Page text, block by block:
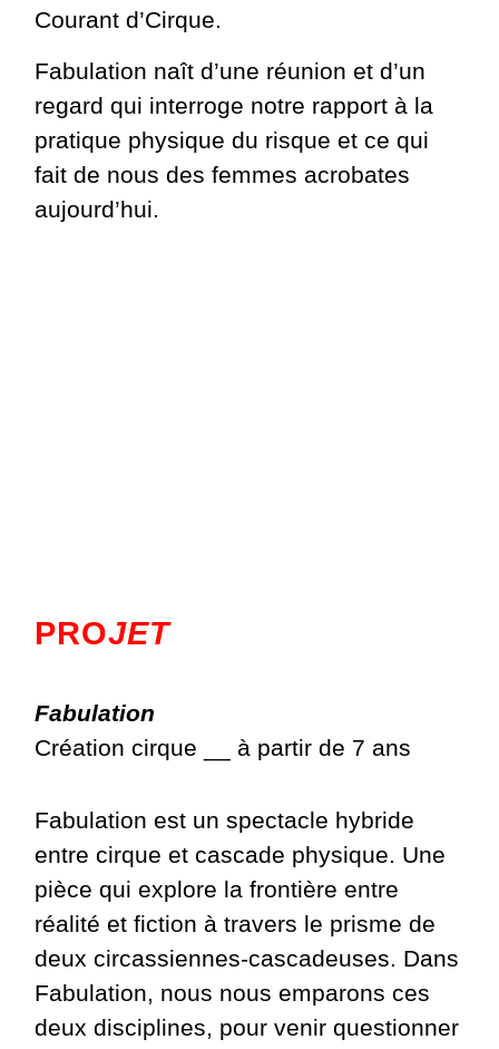
Courant d’Cirque.
Fabulation naît d’une réunion et d’un
regard qui interroge notre rapport à la
pratique physique du risque et ce qui
fait de nous des femmes acrobates
aujourd’hui.
PROJET
Fabulation
Création cirque __ à partir de 7 ans
Fabulation est un spectacle hybride
entre cirque et cascade physique. Une
pièce qui explore la frontière entre
réalité et fiction à travers le prisme de
deux circassiennes-cascadeuses. Dans
Fabulation, nous nous emparons ces
deux disciplines, pour venir questionner